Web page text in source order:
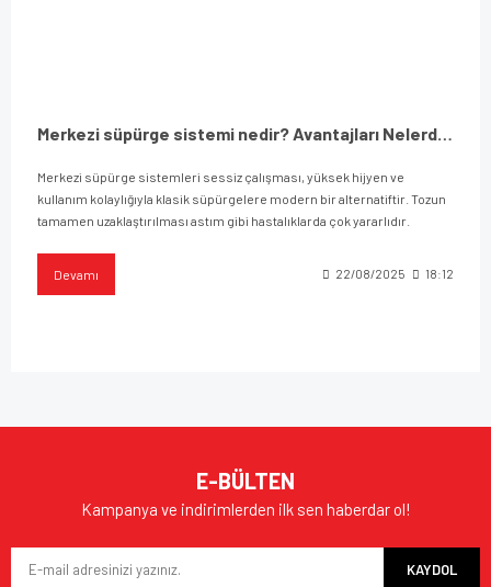
Merkezi süpürge sistemi nedir? Avantajları Nelerdir?
Merkezi süpürge sistemleri sessiz çalışması, yüksek hijyen ve
kullanım kolaylığıyla klasik süpürgelere modern bir alternatiftir. Tozun
tamamen uzaklaştırılması astım gibi hastalıklarda çok yararlıdır.
Devamı 22/08/2025 18:12
E-BÜLTEN
Kampanya ve indirimlerden ilk sen haberdar ol!
KAYDOL